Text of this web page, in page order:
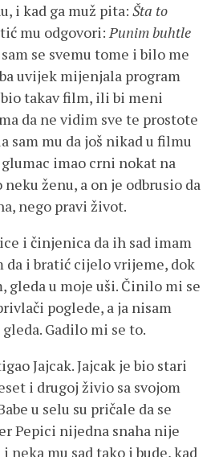
i kad ga muž pita:Šta to
mu odgovori:Punim buhtle
se svemu tome i bilo me
uvijek mijenjala program
takav film, ili bi meni
da ne vidim sve te prostote
sam mu da još nikad u filmu
imao crni nokat na
ženu, a on je odbrusio da
nego pravi život.
i činjenica da ih sad imam
da i bratić cijelo vrijeme, dok
gleda u moje uši. Činilo mi se
poglede, a ja nisam
Gadilo mi se to.
Jajcak. Jajcak je bio stari
i drugoj živio sa svojom
u selu su pričale da se
Pepici nijedna snaha nije
neka mu sad tako i bude, kad